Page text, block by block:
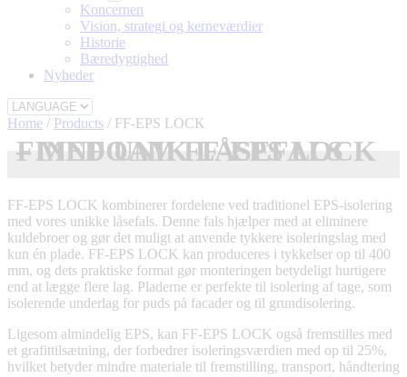
Koncernen
Vision, strategi og kerneværdier
Historie
Bæredygtighed
Nyheder
Home / Products / FF-EPS LOCK
FINNFOAM FF-EPS LOCK – MED UNIK LÅSEFALS
FF-EPS LOCK kombinerer fordelene ved traditionel EPS-isolering
med vores unikke låsefals. Denne fals hjælper med at eliminere
kuldebroer og gør det muligt at anvende tykkere isoleringslag med
kun én plade. FF-EPS LOCK kan produceres i tykkelser op til 400
mm, og dets praktiske format gør monteringen betydeligt hurtigere
end at lægge flere lag. Pladerne er perfekte til isolering af tage, som
isolerende underlag for puds på facader og til grundisolering.
Ligesom almindelig EPS, kan FF-EPS LOCK også fremstilles med
et grafittilsætning, der forbedrer isoleringsværdien med op til 25%,
hvilket betyder mindre materiale til fremstilling, transport, håndtering